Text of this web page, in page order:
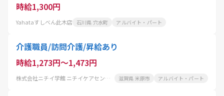
時給1,300円
Yahataすしべん此木店 石川県 穴水町 アルバイト・パート
介護職員/訪問介護/昇給あり
時給1,273円～1,473円
株式会社ニチイ学館 ニチイケアセンター米原 滋賀県 米原市 アルバイト・パート